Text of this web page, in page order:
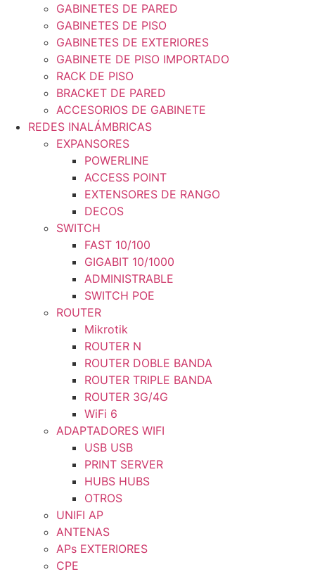
GABINETES DE PARED
GABINETES DE PISO
GABINETES DE EXTERIORES
GABINETE DE PISO IMPORTADO
RACK DE PISO
BRACKET DE PARED
ACCESORIOS DE GABINETE
REDES INALÁMBRICAS
EXPANSORES
POWERLINE
ACCESS POINT
EXTENSORES DE RANGO
DECOS
SWITCH
FAST 10/100
GIGABIT 10/1000
ADMINISTRABLE
SWITCH POE
ROUTER
Mikrotik
ROUTER N
ROUTER DOBLE BANDA
ROUTER TRIPLE BANDA
ROUTER 3G/4G
WiFi 6
ADAPTADORES WIFI
USB USB
PRINT SERVER
HUBS HUBS
OTROS
UNIFI AP
ANTENAS
APs EXTERIORES
CPE